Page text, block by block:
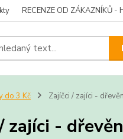
RECENZE OD ZÁKAZNÍKŮ -
do 3 Kč Zajíčci / zajíci -
zajíci -